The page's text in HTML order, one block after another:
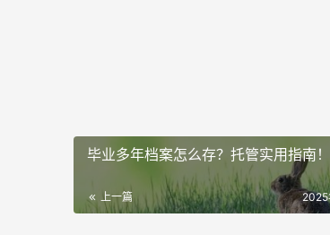
毕业多年档案怎么存？托管实用指南！
上一篇 2025